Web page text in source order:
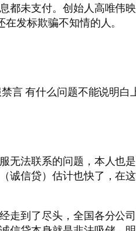
未支付。创始人高唯伟
发标欺骗不知情的人。
言 有什么问题不能说明
无法联系的问题，本人也
信贷）估计也快了，在
到了尽头，全国各分公